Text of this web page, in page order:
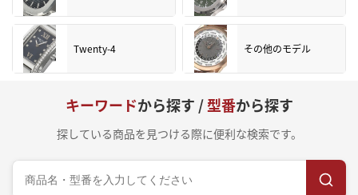
Twenty-4 その他のモデル
キーワードから探す /型番から探す
探している商品を見つける際に便利な検索です。